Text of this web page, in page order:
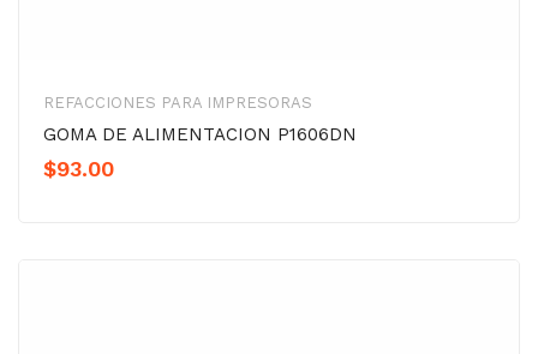
REFACCIONES PARA IMPRESORAS
GOMA DE ALIMENTACION P1606DN
$93.00